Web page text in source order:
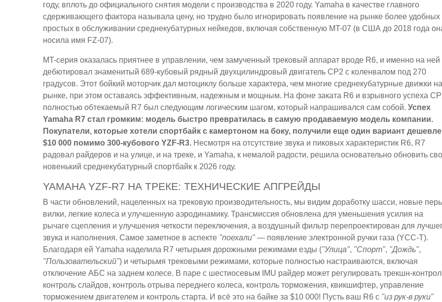
году, вплоть до официального снятия модели с производства в 2020 году. Yamaha в качестве главного
сдерживающего фактора называла цену, но трудно было игнорировать появление на рынке более удобных
простых в обслуживании среднекубатурных нейкедов, включая собственную MT-07 (в США до 2018 года
носила имя FZ-07).
MT-серия оказалась приятнее в управлении, чем замученный трековый аппарат вроде R6, и именно на ней
дебютировал знаменитый 689-кубовый рядный двухцилиндровый двигатель CP2 с коленвалом под 270
градусов. Этот бойкий моторчик дал мотоциклу больше характера, чем многие среднекубатурные движки на
рынке, при этом оставаясь эффективным, надежным и мощным. На фоне заката R6 и взрывного успеха
полностью обтекаемый R7 был следующим логическим шагом, который напрашивался сам собой. Успех
Yamaha R7 стал громким: модель быстро превратилась в самую продаваемую модель компании.
Покупатели, которые хотели спортбайк с камертоном на боку, получили еще один вариант дешевле
$10 000 помимо 300-кубового YZF-R3. Несмотря на отсутствие звука и пиковых характеристик R6, R7
радовал райдеров и на улице, и на треке, и Yamaha, к немалой радости, решила основательно обновить
новенький среднекубатурный спортбайк к 2026 году.
YAMAHA YZF-R7 НА ТРЕКЕ: ТЕХНИЧЕСКИЕ АПГРЕЙДЫ
В части обновлений, нацеленных на трековую производительность, мы видим доработку шасси, новые
вилки, легкие колеса и улучшенную аэродинамику. Трансмиссия обновлена для уменьшения усилия на
рычаге сцепления и улучшения четкости переключения, а воздушный фильтр перепроектирован для
звука и наполнения. Самое заметное в аспекте "поехали" — появление электронной ручки газа (YCC-T).
Благодаря ей Yamaha наделила R7 четырьмя дорожными режимами езды ("Улица", "Спорт", "Дождь",
"Пользовательский") и четырьмя трековыми режимами, которые полностью настраиваются, включая
отключение АБС на заднем колесе. В паре с шестиосевым IMU райдер может регулировать трекшн-
контроль слайдов, контроль отрыва переднего колеса, контроль торможения, квикшифтер, управление
торможением двигателем и контроль старта. И всё это на байке за $10 000! Пусть ваш R6 с "из рук-в руки"